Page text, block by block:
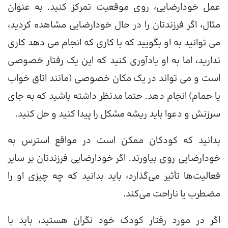
عمل خودارضایی، روی موقعیت تمرکز کنید. به عنوان
مثال، اگر فرزندتان را در حال خودارضایی مشاهده کردید،
می توانید به او بگویید که با کاری که انجام می دهد کاری
ندارید، اما به او یادآوری کنید که این یک رفتار خصوصی
است و می تواند در یک مکان خصوصی (مانند اتاق خواب
یا حمام) انجام دهد. حتما مدنظر داشته باشید که به جای
سرزنش و دعوا باید ریشه مشکل را پیدا کنید و حل کنید.
بدانید که کودکان ممکن است در مواقع استرس به
خودارضایی روی بیاورند. اگر خودارضایی فرزندتان بر سایر
فعالیت‌ها تأثیر می‌گذارد، باید بدانید که چه چیزی او را
مضطرب یا ناراحت می‌کند.
اگر در مورد رفتار کودک خود نگران هستید، باید با